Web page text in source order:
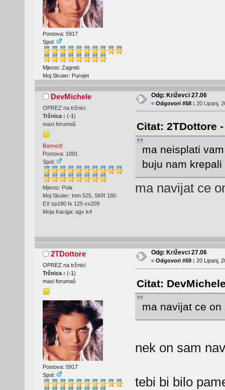
Postova: 5917
Spol:
Mjesto: Zagreb
Moj Skuter: Purejet
DevMichele
OPREZ na tržnici
Tržnica : (-1)
maxi forumaš
Banned!
Postova: 1091
Spol:
Mjesto: Pula
Moj Skuter: ktm 525, SKR 180.
EX sp180 fx 125 vx209
Moja Kaciga: agv k4
Odg: Križevci 27.06
« Odgovori #58 : 20 Lipanj,
Citat: 2TDottore
ma neisplati
buju nam
ma navijat ce
2TDottore
OPREZ na tržnici
Tržnica : (-1)
maxi forumaš
Postova: 5917
Spol:
Odg: Križevci 27.06
« Odgovori #59 : 20 Lipanj,
Citat:
ma navijat ce
nek on sam
tebi bi bilo